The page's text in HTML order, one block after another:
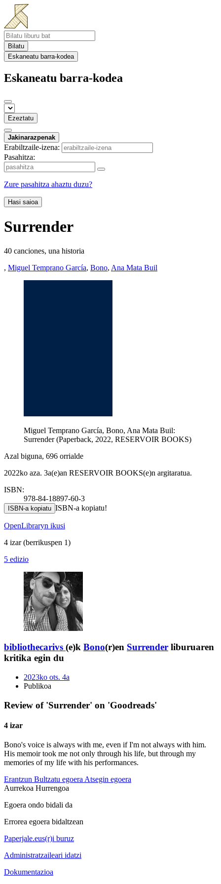
Bilatu
Eskaneatu barra-kodea
Eskaneatu barra-kodea
Ezeztatu
Jakinarazpenak
Erabiltzaile-izena:
Pasahitza:
Zure pasahitza ahaztu duzu?
Hasi saioa
Surrender
40 canciones, una historia
, Miguel Temprano García, Bono, Ana Mata Buil
Miguel Temprano García, Bono, Ana Mata Buil:
Surrender (Paperback, 2022, RESERVOIR BOOKS)
Azal biguna, 696 orrialde
2022ko aza. 3a(e)an RESERVOIR BOOKS(e)n argitaratua.
ISBN:
978-84-18897-60-3
ISBN-a kopiatu ISBN-a kopiatu!
OpenLibraryn ikusi
4 izar(berrikuspen 1)
5 edizio
bibliothecarivs (e)k Bono(r)en Surrender liburuaren
kritika egin du
2023ko ots. 4a
Publikoa
Review of 'Surrender' on 'Goodreads'
4 izar
Bono's voice is always with me, even if I'm not always with him.
His memoir took me not only through his life, but through my
memories of my life with his performances.
Erantzun Bultzatu egoera Atsegin egoera
Aurrekoa Hurrengoa
Egoera ondo bidali da
Errorea egoera bidaltzean
Paperjale.eus(r)i buruz
Administratzaileari idatzi
Dokumentazioa